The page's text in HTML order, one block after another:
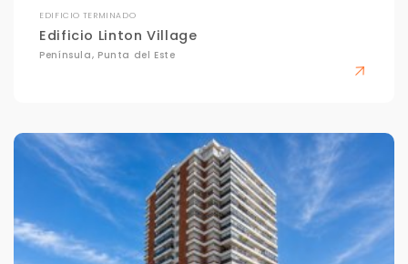
EDIFICIO TERMINADO
Edificio Linton Village
Península, Punta del Este